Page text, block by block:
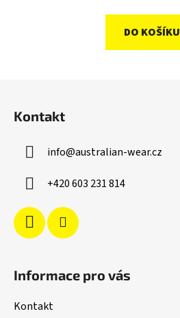
DO KOŠÍKU
Kontakt
info@australian-wear.cz
+420 603 231 814
Informace pro vás
Kontakt